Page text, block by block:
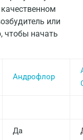
или
чтобы начать
Андрофлор
Да